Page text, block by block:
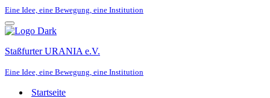
Eine Idee, eine Bewegung, eine Institution
Navigationsmenü
Staßfurter URANIA e.V.
Eine Idee, eine Bewegung, eine Institution
Startseite